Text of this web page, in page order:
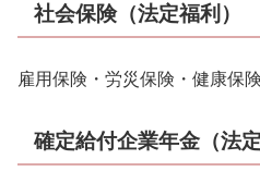
社会保険（法定福利）
雇用保険・労災保険・健康保
確定給付企業年金（法定